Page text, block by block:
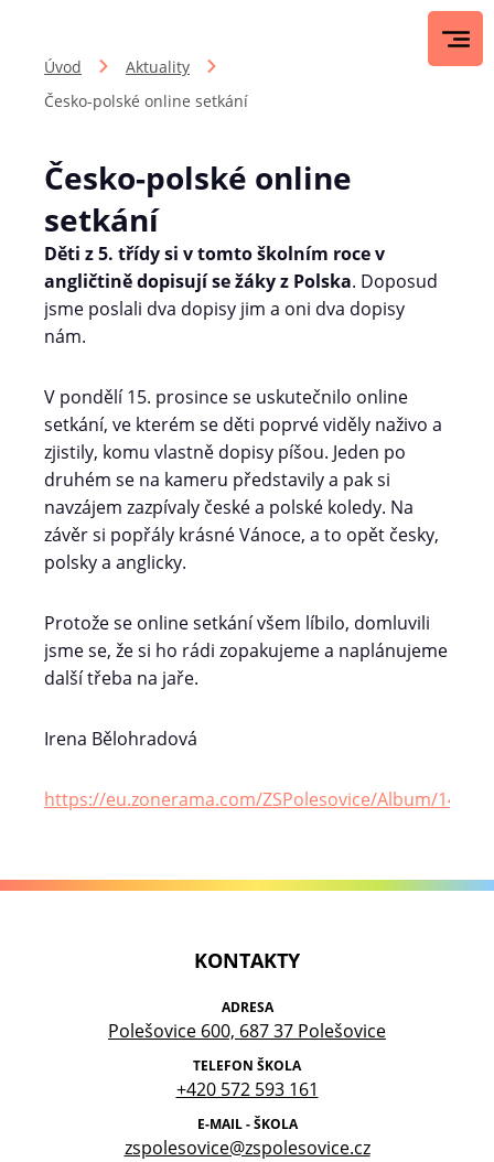
Úvod
Aktuality
Česko-polské online setkání
Česko-polské online
setkání
Děti z 5. třídy si v tomto školním roce v
angličtině dopisují se žáky z Polska. Doposud
jsme poslali dva dopisy jim a oni dva dopisy
nám.
V pondělí 15. prosince se uskutečnilo online
setkání, ve kterém se děti poprvé viděly naživo a
zjistily, komu vlastně dopisy píšou. Jeden po
druhém se na kameru představily a pak si
navzájem zazpívaly české a polské koledy. Na
závěr si popřály krásné Vánoce, a to opět česky,
polsky a anglicky.
Protože se online setkání všem líbilo, domluvili
jsme se, že si ho rádi zopakujeme a naplánujeme
další třeba na jaře.
Irena Bělohradová
https://eu.zonerama.com/ZSPolesovice/Album/
KONTAKTY
ADRESA
Polešovice 600, 687 37 Polešovice
TELEFON ŠKOLA
+420 572 593 161
E-MAIL - ŠKOLA
zspolesovice@zspolesovice.cz